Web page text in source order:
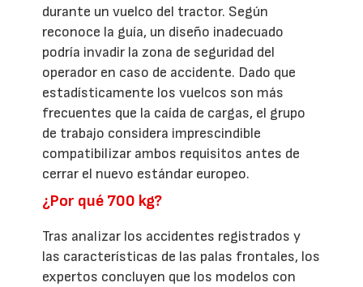
durante un vuelco del tractor. Según
reconoce la guía, un diseño inadecuado
podría invadir la zona de seguridad del
operador en caso de accidente. Dado que
estadísticamente los vuelcos son más
frecuentes que la caída de cargas, el grupo
de trabajo considera imprescindible
compatibilizar ambos requisitos antes de
cerrar el nuevo estándar europeo.
¿Por qué 700 kg?
Tras analizar los accidentes registrados y
las características de las palas frontales, los
expertos concluyen que los modelos con